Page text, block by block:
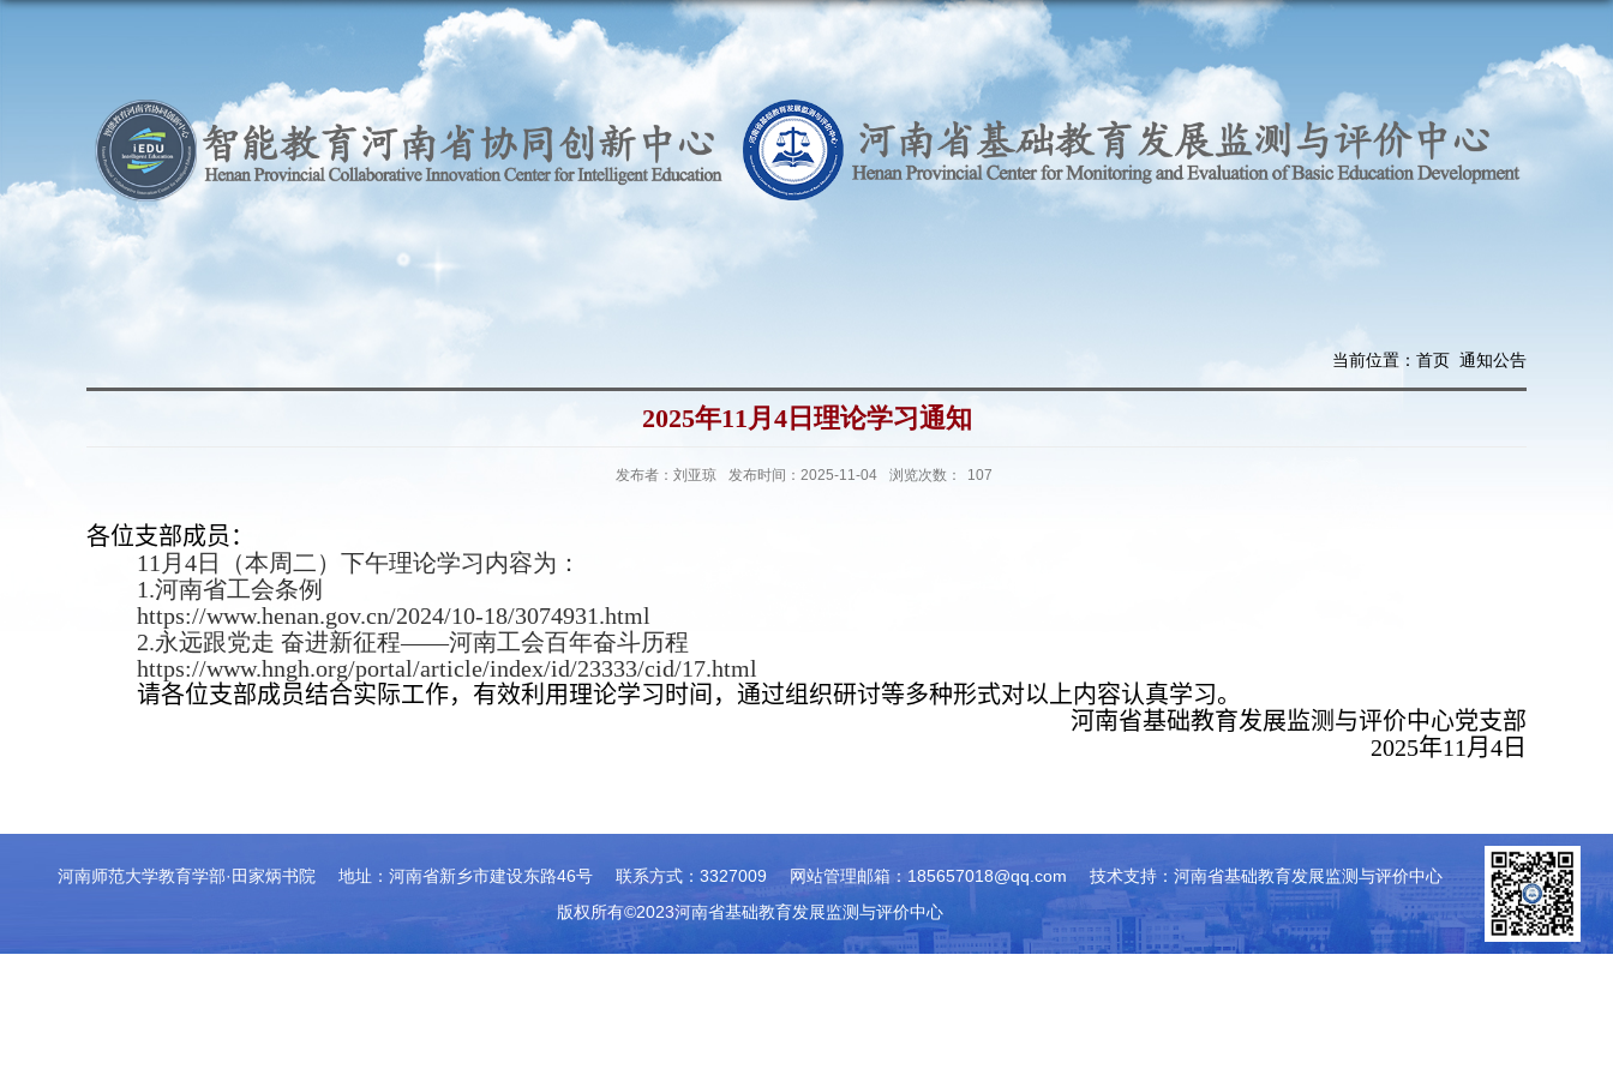
当前位置： 首页 通知公告
2025年11月4日理论学习通知
发布者：刘亚琼 发布时间：2025-11-04 浏览次数： 107
各位支部成员：
11 月4日（本周二）下午理论学习内容为：
1.河南省工会条例
https://www.henan.gov.cn/2024/10-18/3074931.html
2.永远跟党走 奋进新征程——河南工会百年奋斗历程
https://www.hngh.org/portal/article/index/id/23333/cid/17.html
请各位支部成员结合实际工作，有效利用理论学习时间，通过组织研讨等多种形式对以上内容认真学习。
河南省基础教育发展监测与评价中心党支部
2025年11 月 4 日
河南师范大学教育学部·田家炳书院 地址：河南省新乡市建设东路46号 联系方式：3327009 网站管理邮箱：185657018@qq.com
技术支持：河南省基础教育发展监测与评价中心
版权所有©2023河南省基础教育发展监测与评价中心